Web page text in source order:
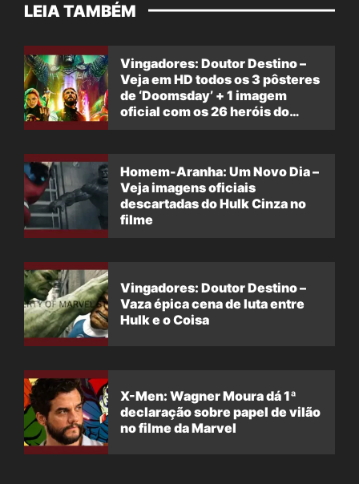
LEIA TAMBÉM
Vingadores: Doutor Destino –
Veja em HD todos os 3 pôsteres
de ‘Doomsday’ + 1 imagem
oficial com os 26 heróis do
Homem-Aranha: Um Novo Dia –
Veja imagens oficiais
descartadas do Hulk Cinza no
filme
Vingadores: Doutor Destino –
Vaza épica cena de luta entre
Hulk e o Coisa
X-Men: Wagner Moura dá 1ª
declaração sobre papel de vilão
no filme da Marvel